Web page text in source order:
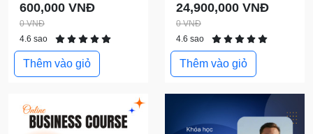
600,000 VNĐ
0 VNĐ
4.6 sao
Thêm vào giỏ
24,900,000 VNĐ
0 VNĐ
4.6 sao
Thêm vào giỏ